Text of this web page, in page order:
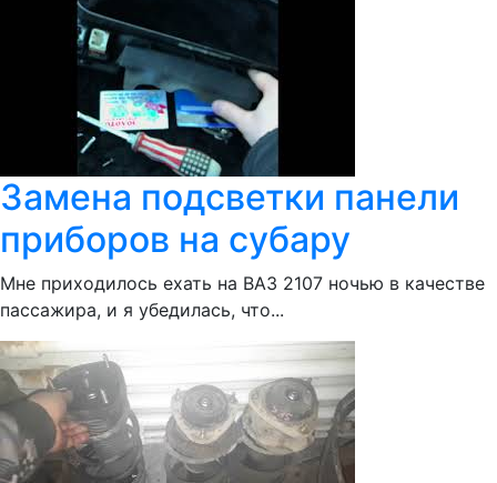
Замена подсветки панели
приборов на субару
Мне приходилось ехать на ВАЗ 2107 ночью в качестве
пассажира, и я убедилась, что...